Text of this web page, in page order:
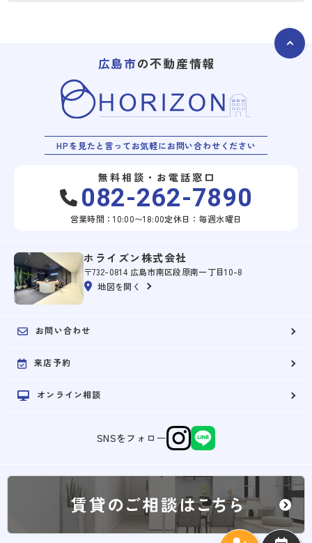
広島市の不動産情報
HPを見たと言ってお気軽にお問い合わせください
無料相談・お電話窓口
082-262-7890
営業時間：10:00〜18:00定休日：毎週水曜日
ホライズン株式会社
〒732-0814 広島市南区段原南一丁目10-8
地図を開く
お問い合わせ
来店予約
オンライン相談
SNSをフォロー